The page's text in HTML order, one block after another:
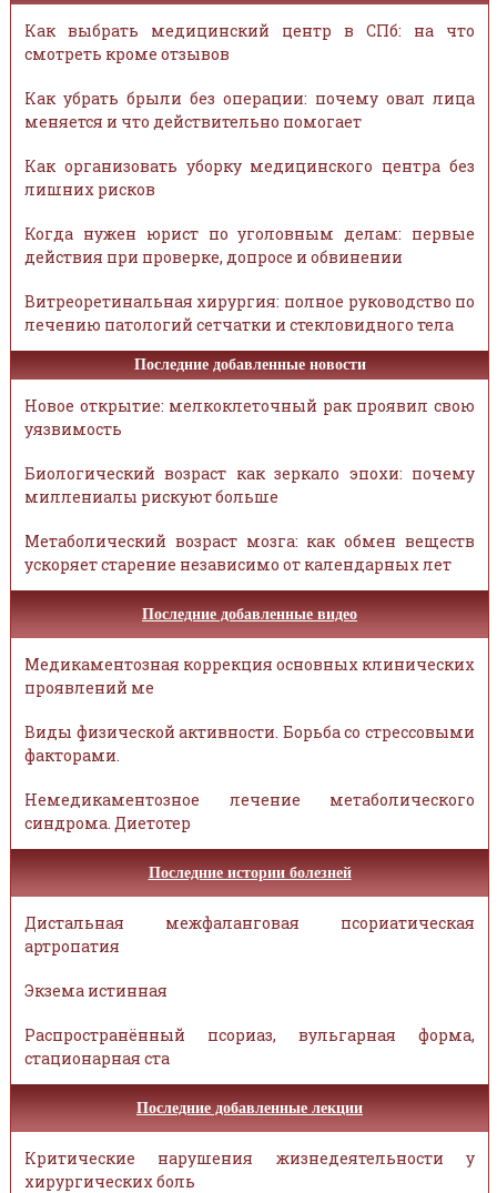
Как выбрать медицинский центр в СПб: на что
смотреть кроме отзывов
Как убрать брыли без операции: почему овал лица
меняется и что действительно помогает
Как организовать уборку медицинского центра без
лишних рисков
Когда нужен юрист по уголовным делам: первые
действия при проверке, допросе и обвинении
Витреоретинальная хирургия: полное руководство по
лечению патологий сетчатки и стекловидного тела
Последние добавленные новости
Новое открытие: мелкоклеточный рак проявил свою
уязвимость
Биологический возраст как зеркало эпохи: почему
миллениалы рискуют больше
Метаболический возраст мозга: как обмен веществ
ускоряет старение независимо от календарных лет
Последние добавленные видео
Медикаментозная коррекция основных клинических
проявлений ме
Виды физической активности. Борьба со стрессовыми
факторами.
Немедикаментозное лечение метаболического
синдрома. Диетотер
Последние истории болезней
Дистальная межфаланговая псориатическая
артропатия
Экзема истинная
Распространённый псориаз, вульгарная форма,
стационарная ста
Последние добавленные лекции
Критические нарушения жизнедеятельности у
хирургических боль